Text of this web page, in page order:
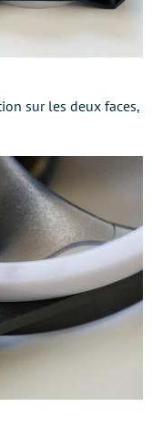
sur les deux faces,